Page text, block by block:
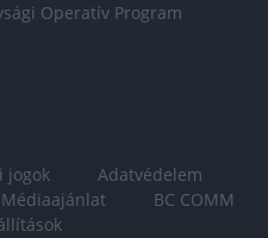
Operatív Program
jogok
Adatvédelem
Médiaajánlat
BC COMM